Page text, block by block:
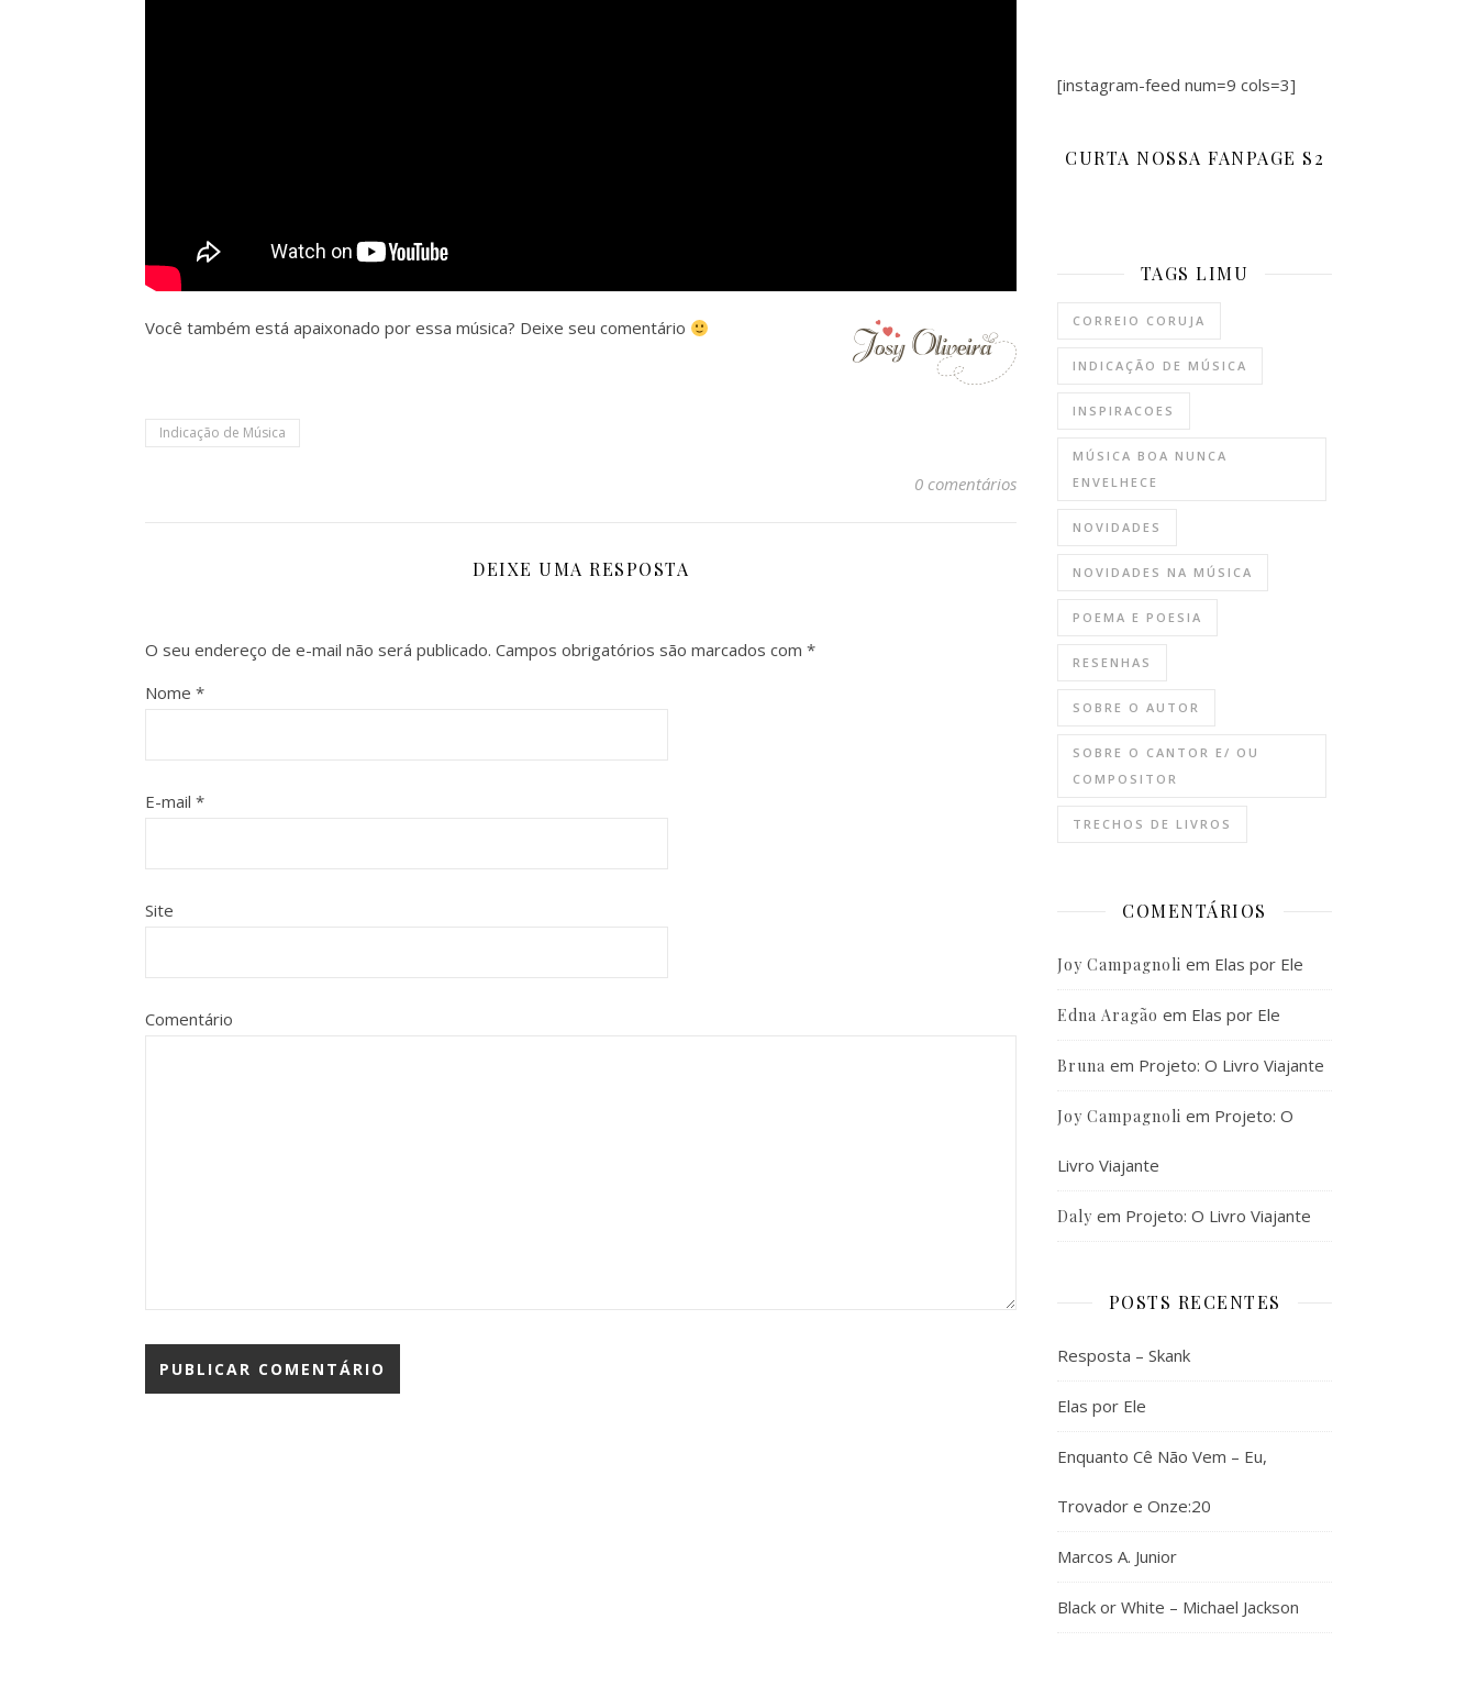
Você também está apaixonado por essa música? Deixe seu comentário
Indicação de Música
0 comentários
DEIXE UMA RESPOSTA
O seu endereço de e-mail não será publicado. Campos obrigatórios são marcados com *
Nome *
E-mail *
Site
Comentário
[instagram-feed num=9 cols=3]
CURTA NOSSA FANPAGE S2
TAGS LIMU
CORREIO CORUJA
INDICAÇÃO DE MÚSICA
INSPIRACOES
MÚSICA BOA NUNCA
ENVELHECE
NOVIDADES
NOVIDADES NA MÚSICA
POEMA E POESIA
RESENHAS
SOBRE O AUTOR
SOBRE O CANTOR E/ OU
COMPOSITOR
TRECHOS DE LIVROS
COMENTÁRIOS
Joy Campagnoli em Elas por Ele
Edna Aragão em Elas por Ele
Bruna em Projeto: O Livro Viajante
Joy Campagnoli em Projeto: O
Livro Viajante
Daly em Projeto: O Livro Viajante
POSTS RECENTES
Resposta – Skank
Elas por Ele
Enquanto Cê Não Vem – Eu,
Trovador e Onze:20
Marcos A. Junior
Black or White – Michael Jackson